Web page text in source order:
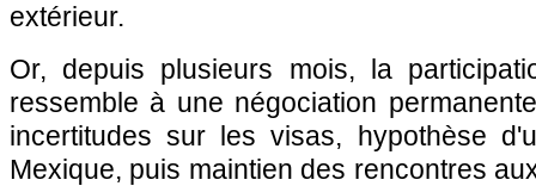
extérieur.
Or, depuis plusieurs mois, la
ressemble à une négociation
incertitudes sur les visas, hypothèse
Mexique, puis maintien des rencontres